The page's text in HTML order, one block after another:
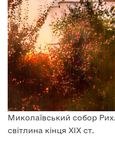
Миколаївський собор
світлина кінця XIX ст.